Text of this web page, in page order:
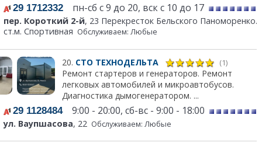
29 1712332 пн-сб с 9 до 20, вск с 10 до 17
пер. Короткий 2-й, 23 Перекресток Бельского Паноморенко.
ст.м. Спортивная Обслуживаем: Любые
20. СТО ТЕХНОДЕЛЬТА (1)
Ремонт стартеров и генераторов. Ремонт
легковых автомобилей и микроавтобусов.
Диагностика дымогенератором. ...
29 11284849:00 - 20:00, сб-вс - 9:00 - 18:00
ул. Ваупшасова, 22 Обслуживаем: Любые